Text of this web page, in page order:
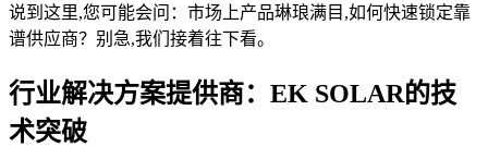
说到这里,您可能会问：市场上产品琳琅满目,如何快速锁定靠
谱供应商？别急,我们接着往下看。
行业解决方案提供商：EK SOLAR的技
术突破